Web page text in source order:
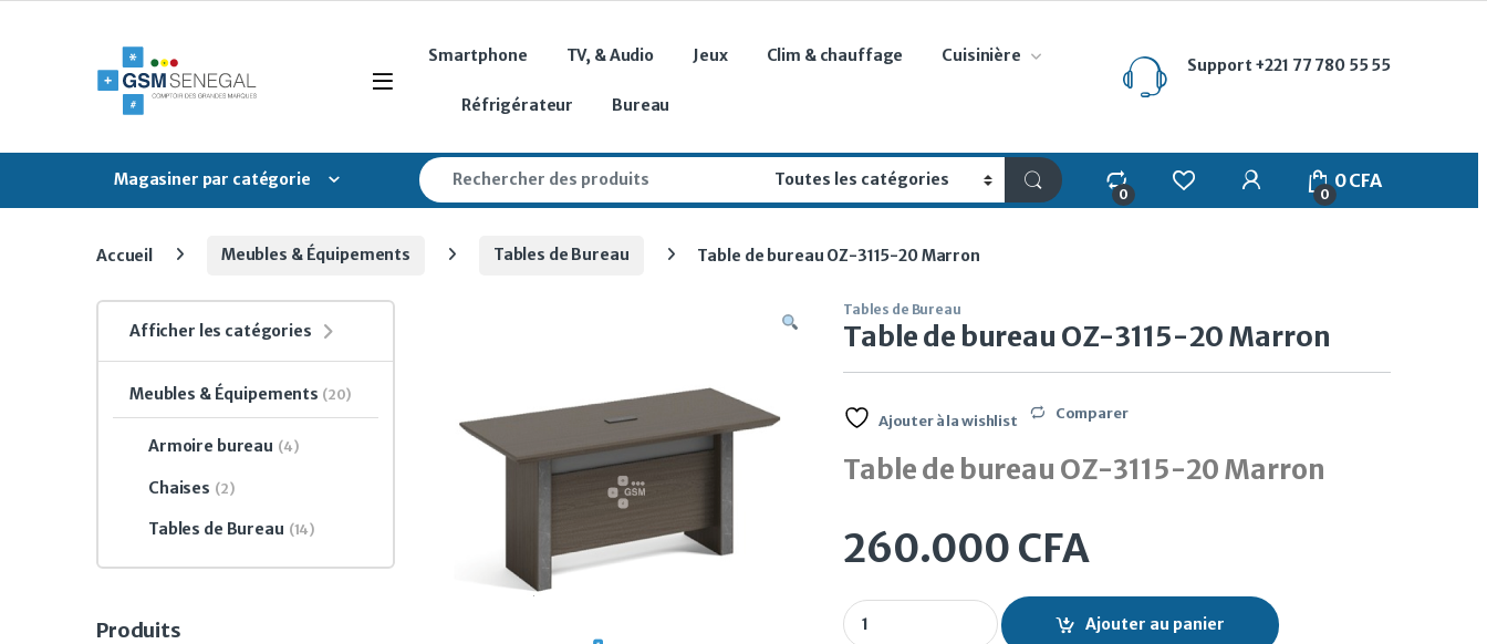
Open
Smartphone TV, & Audio Jeux Clim & chauffage Cuisinière
Réfrigérateur Bureau
Support +221 77 780 55 55
Magasiner par catégorie
Search for:
0
My Account
0
0CFA
Accueil Meubles & Équipements Tables de Bureau Table de bureau OZ-3115-20 Marron
Tables de Bureau
Table de bureau OZ-3115-20 Marron
Ajouter à la wishlist Comparer
Table de bureau OZ-3115-20 Marron
260.000 CFA
Table de bureau OZ-3115-20 Marron quantity
Ajouter au panier
Afficher les catégories
Meubles & Équipements (20)
Armoire bureau (4)
Chaises (2)
Tables de Bureau (14)
Produits